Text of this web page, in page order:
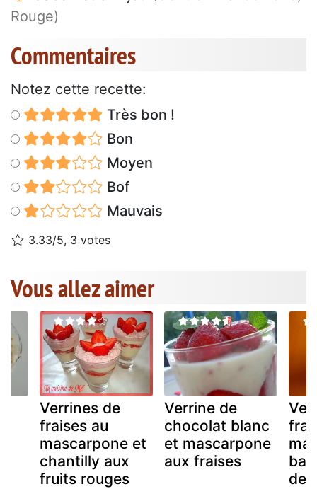
Rouge)
Commentaires
Notez cette recette:
Très bon !
Bon
Moyen
Bof
Mauvais
3.33/5, 3 votes
Vous allez aimer
Verrines de
fraises au
mascarpone et
chantilly aux
fruits rouges
Verrine de
chocolat blanc
et mascarpone
aux fraises
de